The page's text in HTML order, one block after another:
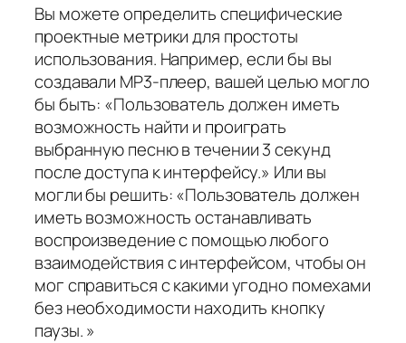
Вы можете определить специфические
проектные метрики для простоты
использования. Например, если бы вы
создавали MP3-плеер, вашей целью могло
бы быть: «Пользователь должен иметь
возможность найти и проиграть
выбранную песню в течении 3 секунд
после доступа к интерфейсу.» Или вы
могли бы решить: «Пользователь должен
иметь возможность останавливать
воспроизведение с помощью любого
взаимодействия с интерфейсом, чтобы он
мог справиться с какими угодно помехами
без необходимости находить кнопку
паузы. »